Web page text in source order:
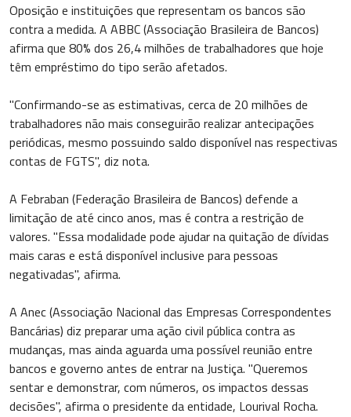
Oposição e instituições que representam os bancos são
contra a medida. A ABBC (Associação Brasileira de Bancos)
afirma que 80% dos 26,4 milhões de trabalhadores que hoje
têm empréstimo do tipo serão afetados.
"Confirmando-se as estimativas, cerca de 20 milhões de
trabalhadores não mais conseguirão realizar antecipações
periódicas, mesmo possuindo saldo disponível nas respectivas
contas de FGTS", diz nota.
A Febraban (Federação Brasileira de Bancos) defende a
limitação de até cinco anos, mas é contra a restrição de
valores. "Essa modalidade pode ajudar na quitação de dívidas
mais caras e está disponível inclusive para pessoas
negativadas", afirma.
A Anec (Associação Nacional das Empresas Correspondentes
Bancárias) diz preparar uma ação civil pública contra as
mudanças, mas ainda aguarda uma possível reunião entre
bancos e governo antes de entrar na Justiça. "Queremos
sentar e demonstrar, com números, os impactos dessas
decisões", afirma o presidente da entidade, Lourival Rocha.